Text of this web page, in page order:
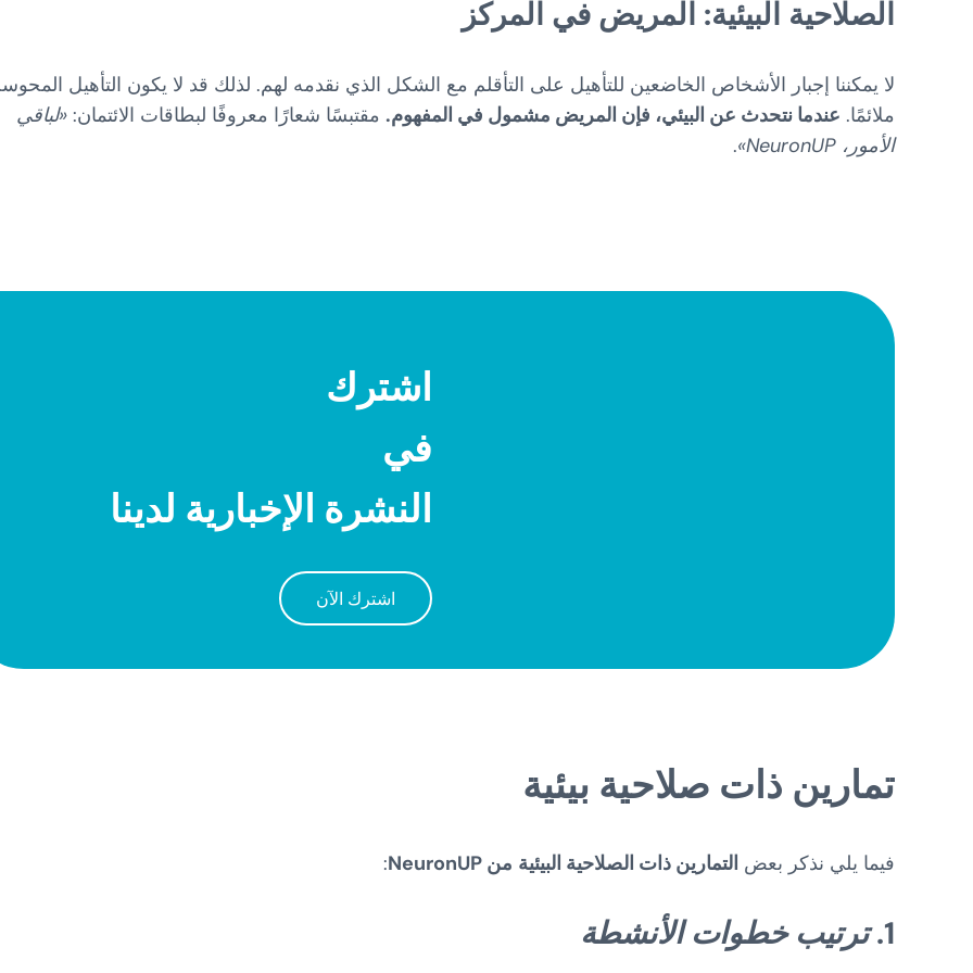
الصلاحية البيئية: المريض في المركز
لا يمكننا إجبار الأشخاص الخاضعين للتأهيل على التأقلم مع الشكل الذي نقدمه لهم. لذلك قد لا يكون التأهيل
ملائمًا. عندما نتحدث عن البيئي، فإن المريض مشمول في المفهوم. مقتبسًا شعارًا معروفًا لبطاقات الائتمان: «لباقي
الأمور، NeuronUP»
.
اشترك
في
النشرة الإخبارية لدينا
اشترك الآن
تمارين ذات صلاحية بيئية
فيما يلي نذكر بعض التمارين ذات الصلاحية البيئية من NeuronUP :
1. ترتيب خطوات الأنشطة